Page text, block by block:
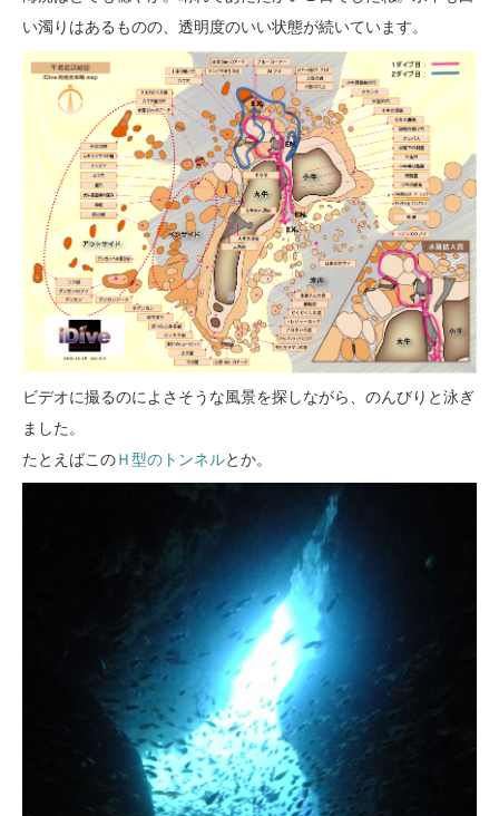
い濁りはあるものの、透明度のいい状態が続いています。
ビデオに撮るのによさそうな風景を探しながら、のんびりと泳ぎ
ました。
たとえばこのＨ型のトンネルとか。